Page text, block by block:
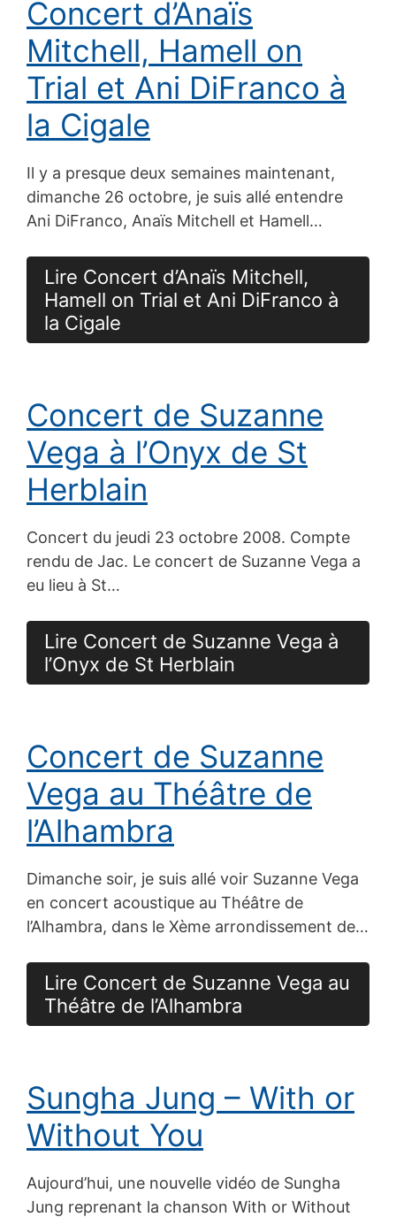
Concert d’Anaïs
Mitchell, Hamell on
Trial et Ani DiFranco à
la Cigale
Il y a presque deux semaines maintenant,
dimanche 26 octobre, je suis allé entendre
Ani DiFranco, Anaïs Mitchell et Hamell…
Lire Concert d’Anaïs Mitchell,
Hamell on Trial et Ani DiFranco à
la Cigale
Concert de Suzanne
Vega à l’Onyx de St
Herblain
Concert du jeudi 23 octobre 2008. Compte
rendu de Jac. Le concert de Suzanne Vega a
eu lieu à St…
Lire Concert de Suzanne Vega à
l’Onyx de St Herblain
Concert de Suzanne
Vega au Théâtre de
l’Alhambra
Dimanche soir, je suis allé voir Suzanne Vega
en concert acoustique au Théâtre de
l’Alhambra, dans le Xème arrondissement de…
Lire Concert de Suzanne Vega au
Théâtre de l’Alhambra
Sungha Jung – With or
Without You
Aujourd’hui, une nouvelle vidéo de Sungha
Jung reprenant la chanson With or Without